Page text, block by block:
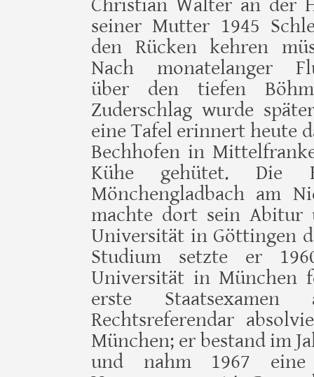
Christian Walter an der
seiner Mutter 1945
den Rücken kehren
Nach monatelanger
über den tiefen
Zuderschlag wurde
eine Tafel erinnert heute
Bechhofen in
Kühe gehütet. Die
Mönchengladbach am
machte dort sein Abitur
Universität in Göttingen
Studium setzte er
Universität in München
erste
Rechtsreferendar
München; er bestand im
und nahm 1967